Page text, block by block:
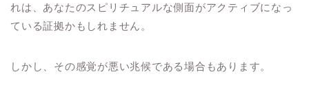
れは、あなたのスピリチュアルな側面がアクティブになっ
ている証拠かもしれません。
しかし、その感覚が悪い兆候である場合もあります。